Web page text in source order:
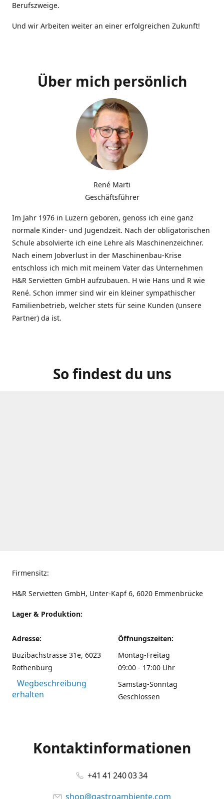
Berufszweige.
Und wir Arbeiten weiter an einer erfolgreichen Zukunft!
Über mich persönlich
René Marti
Geschäftsführer
Im Jahr 1976 in Luzern geboren, genoss ich eine ganz
normale Kinder- und Jugendzeit. Nach der obligatorischen
Schule absolvierte ich eine Lehre als Maschinenzeichner.
Nach einem Jobverlust in der Maschinenbau-Krise
entschloss ich mich mit meinem Vater das Unternehmen
H&R Servietten GmbH aufzubauen. H wie Hans und R wie
René. Schon immer sind wir ein kleiner sympathischer
Familienbetrieb, welcher stets für seine Kunden (unsere
Partner) da ist.
So findest du uns
Firmensitz:
H&R Servietten GmbH, Unter-Kapf 6, 6020 Emmenbrücke
Lager & Produktion:
Adresse:
Buzibachstrasse 31e, 6023
Rothenburg
Wegbeschreibung
erhalten
Öffnungszeiten:
Montag-Freitag
09:00 - 17:00 Uhr
Samstag-Sonntag
Geschlossen
Kontaktinformationen
+41 41 240 03 34
shop@gastroambiente.com